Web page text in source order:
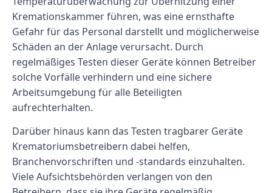
Kremationskammer führen, was eine ernsthafte
Gefahr für das Personal darstellt und möglicherweise
Schäden an der Anlage verursacht. Durch
regelmäßiges Testen dieser Geräte können Betreiber
solche Vorfälle verhindern und eine sichere
Arbeitsumgebung für alle Beteiligten
aufrechterhalten.
Darüber hinaus kann das Testen tragbarer Geräte
Krematoriumsbetreibern dabei helfen,
Branchenvorschriften und -standards einzuhalten.
Viele Aufsichtsbehörden verlangen von den